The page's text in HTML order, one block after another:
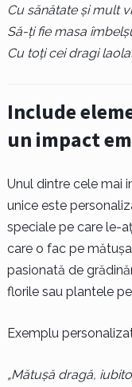
Cu sănătate și mult
Să-ți fie masa
Cu toți cei dragi
Include
un impact
Unul dintre cele mai
unice este
speciale pe care le-
care o fac pe
pasionată de
florile sau plantele
Exemplu
„Mătușă dragă,